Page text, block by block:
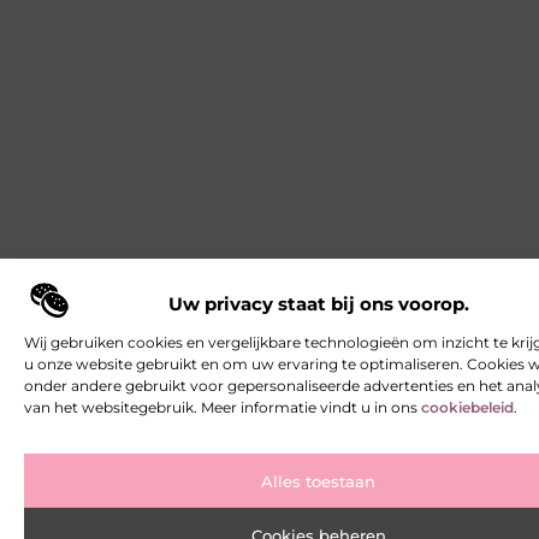
Uw privacy staat bij ons voorop.
Wij gebruiken cookies en vergelijkbare technologieën om inzicht te
u onze website gebruikt en om uw ervaring te optimaliseren. Cookies
onder andere gebruikt voor gepersonaliseerde advertenties en het
van het websitegebruik. Meer informatie vindt u in ons cookiebeleid.
Alles toestaan
Cookies beheren